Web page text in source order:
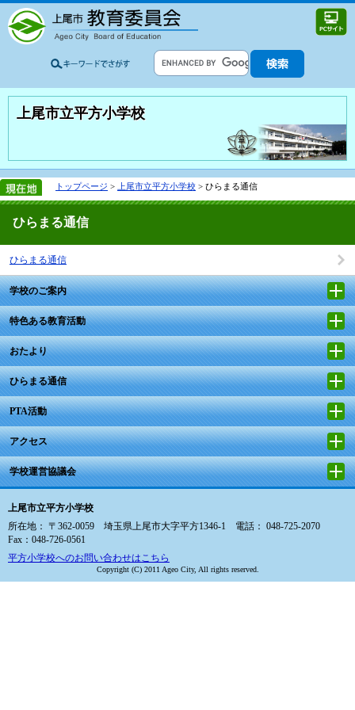
上尾市立平方小学校
トップページ > 上尾市立平方小学校 > ひらまる通信
ひらまる通信
ひらまる通信
学校のご案内
特色ある教育活動
おたより
ひらまる通信
PTA活動
アクセス
学校運営協議会
上尾市立平方小学校
所在地： 〒362-0059 埼玉県上尾市大字平方1346-1 電話： 048-725-2070
Fax：048-726-0561
平方小学校へのお問い合わせはこちら
Copyright (C) 2011 Ageo City, All rights reserved.